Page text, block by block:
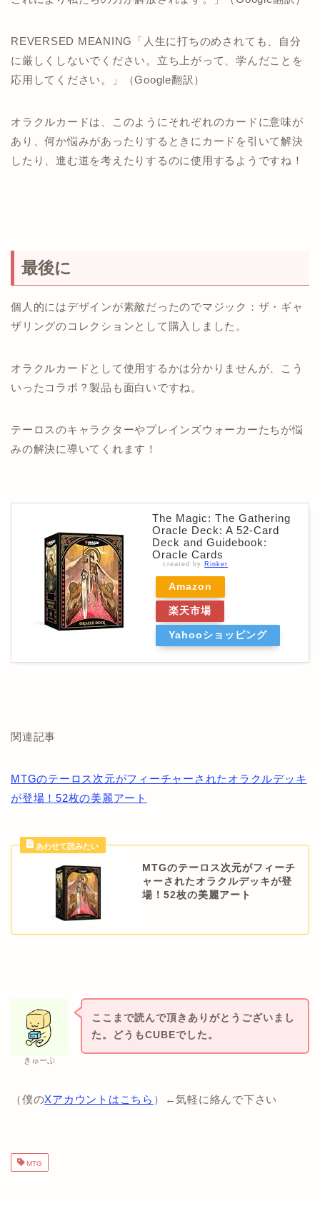
REVERSED MEANING「人生に打ちのめされても、自分
に厳しくしないでください。立ち上がって、学んだことを
応用してください。」（Google翻訳）
オラクルカードは、このようにそれぞれのカードに意味が
あり、何か悩みがあったりするときにカードを引いて解決
したり、進む道を考えたりするのに使用するようですね！
最後に
個人的にはデザインが素敵だったのでマジック：ザ・ギャ
ザリングのコレクションとして購入しました。
オラクルカードとして使用するかは分かりませんが、こう
いったコラボ？製品も面白いですね。
テーロスのキャラクターやプレインズウォーカーたちが悩
みの解決に導いてくれます！
The Magic: The Gathering
Oracle Deck: A 52-Card
Deck and Guidebook:
Oracle Cards
created by Rinker
Amazon
楽天市場
Yahooショッピング
関連記事
MTGのテーロス次元がフィーチャーされたオラクルデッキ
が登場！52枚の美麗アート
MTGのテーロス次元がフィーチ
ャーされたオラクルデッキが登
場！52枚の美麗アート
きゅーぶ
ここまで読んで頂きありがとうございまし
た。どうもCUBEでした。
（僕のXアカウントはこちら ）←気軽に絡んで下さい
MTG